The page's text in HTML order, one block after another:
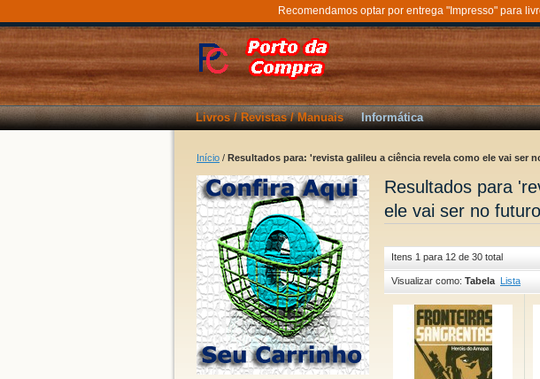
Recomendamos optar por entrega "Impresso" para
Livros / Revistas / Manuais Informática
Início / Resultados para: 'revista galileu a ciência revela como ele vai ser
Resultados para
ele vai ser no
Itens 1 para 12 de 30 total
Visualizar como: Tabela Lista